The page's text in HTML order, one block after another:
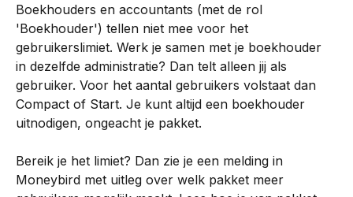
Boekhouders en accountants (met de rol
'Boekhouder') tellen niet mee voor het
gebruikerslimiet. Werk je samen met je boekhouder
in dezelfde administratie? Dan telt alleen jij als
gebruiker. Voor het aantal gebruikers volstaat dan
Compact of Start. Je kunt altijd een boekhouder
uitnodigen, ongeacht je pakket.
Bereik je het limiet? Dan zie je een melding in
Moneybird met uitleg over welk pakket meer